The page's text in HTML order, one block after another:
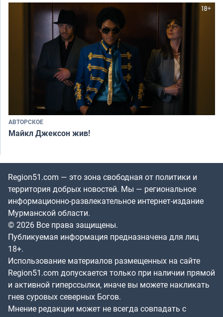
АВТОРСКОЕ
Майкл Джексон жив!
Region51.com — это зона свободная от политики и
территория добрых новостей. Мы — региональное
информационно-развлекательное интернет-издание
Мурманской области.
© 2026 Все права защищены.
Публикуемая информация предназначена для лиц
18+.
Использование материалов размещенных на сайте
Region51.com допускается только при наличии прямой
и активной гиперссылки, иначе вы можете накликать
гнев суровых северных Богов.
Мнение редакции может не всегда совпадать с